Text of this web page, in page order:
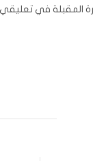
المقبلة في